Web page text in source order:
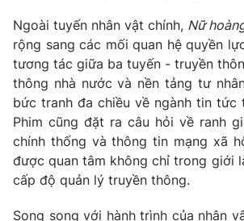
Ngoài tuyến nhân vật chính, Nữ
rộng sang các mối quan hệ quyền
tương tác giữa ba tuyến - truyền
thông nhà nước và nền tảng tư
bức tranh đa chiều về ngành tin tức
Phim cũng đặt ra câu hỏi về ranh
chính thống và thông tin mạng xã
được quan tâm không chỉ trong giới
cấp độ quản lý truyền thông.
Song song với hành trình của nhân